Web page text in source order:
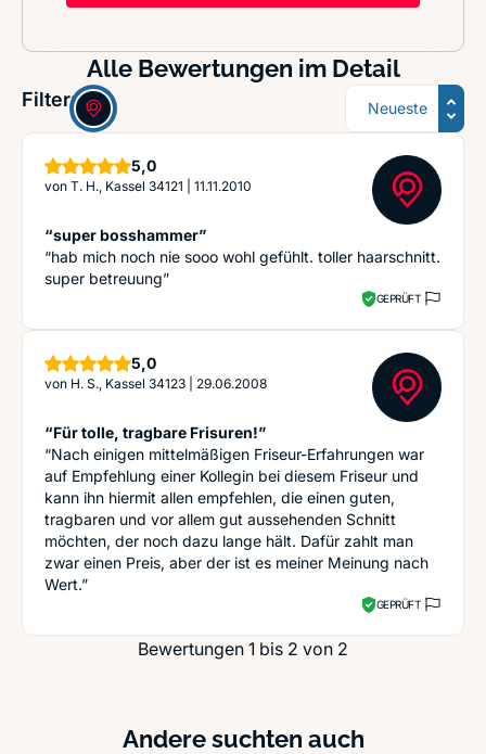
Alle Bewertungen im Detail
Filter: Sortierung
5,0Sterne
von T. H., Kassel 34121 11.11.2010
“super bosshammer”
“hab mich noch nie sooo wohl gefühlt. toller haarschnitt.
super betreuung”
GEPRÜFT
5,0Sterne
von H. S., Kassel 34123 29.06.2008
“Für tolle, tragbare Frisuren!”
“Nach einigen mittelmäßigen Friseur-Erfahrungen war
auf Empfehlung einer Kollegin bei diesem Friseur und
kann ihn hiermit allen empfehlen, die einen guten,
tragbaren und vor allem gut aussehenden Schnitt
möchten, der noch dazu lange hält. Dafür zahlt man
zwar einen Preis, aber der ist es meiner Meinung nach
Wert.”
GEPRÜFT
Bewertungen 1 bis 2 von 2
Andere suchten auch